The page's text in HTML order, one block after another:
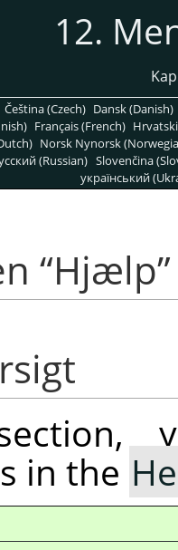
12.
Čeština (Czech) Dansk (Danish)
Français (French)
Norsk Nynorsk
(Russian) Slovenčina
український
“Hjælp”
in the